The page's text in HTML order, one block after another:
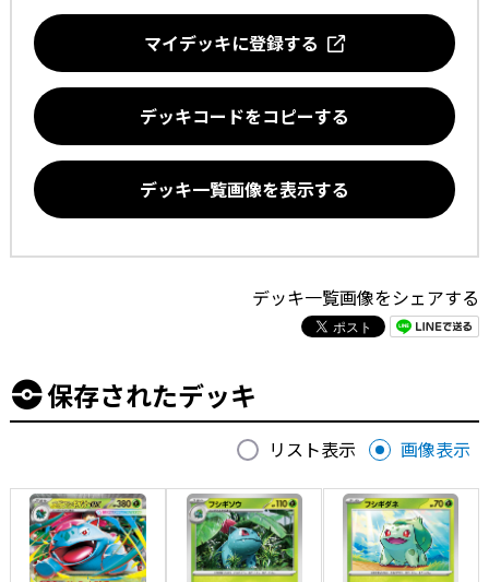
マイデッキに登録する
デッキコードをコピーする
デッキ一覧画像を表示する
デッキ一覧画像をシェアする
保存されたデッキ
リスト表示 画像表示